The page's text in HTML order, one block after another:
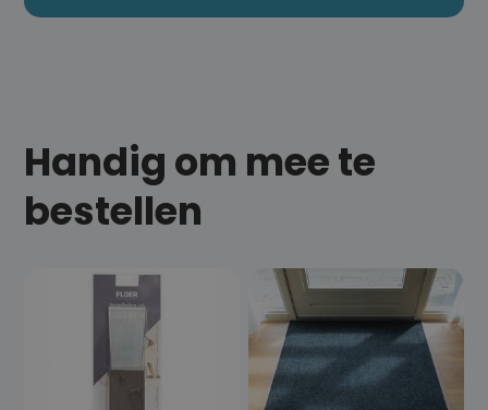
Handig om mee te
bestellen